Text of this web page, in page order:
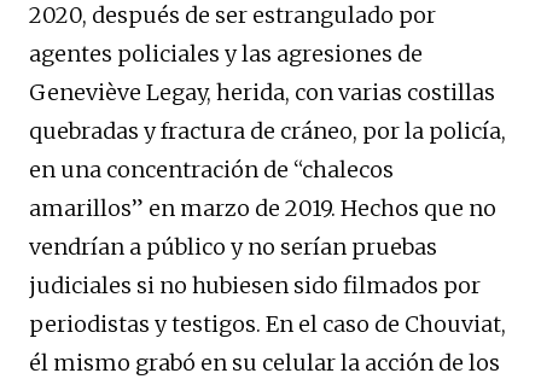
2020, después de ser estrangulado por
agentes policiales y las agresiones de
Geneviève Legay, herida, con varias costillas
quebradas y fractura de cráneo, por la policía,
en una concentración de “chalecos
amarillos” en marzo de 2019. Hechos que no
vendrían a público y no serían pruebas
judiciales si no hubiesen sido filmados por
periodistas y testigos. En el caso de Chouviat,
él mismo grabó en su celular la acción de los